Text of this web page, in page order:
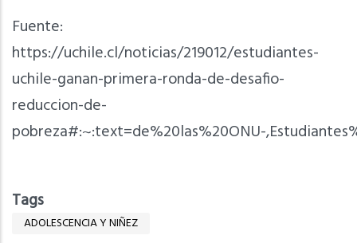
Fuente:
https://uchile.cl/noticias/219012/estudiantes-
uchile-ganan-primera-ronda-de-desafio-
reduccion-de-
pobreza#:~:text=de%20las%20ONU-
Tags
ADOLESCENCIA Y NIÑEZ